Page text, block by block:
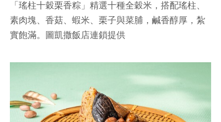
「瑤柱十穀栗香粽」精選十種全穀米，搭配瑤柱、
素肉塊、香菇、蝦米、栗子與菜脯，鹹香醇厚，紮
實飽滿。圖凱撒飯店連鎖提供